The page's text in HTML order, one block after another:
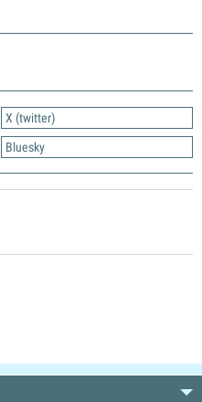
X (twitter)
Bluesky